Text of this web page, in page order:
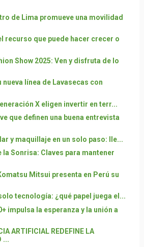
de Lima promueve una movilidad
recurso que puede hacer crecer o
Show 2025: Ven y disfruta de lo
nueva línea de Lavasecas con
X eligen invertir en terr...
que definen una buena entrevista
y maquillaje en un solo paso: lle...
la Sonrisa: Claves para mantener
Mitsui presenta en Perú su
tecnología: ¿qué papel juega el...
impulsa la esperanza y la unión a
ARTIFICIAL REDEFINE LA
...